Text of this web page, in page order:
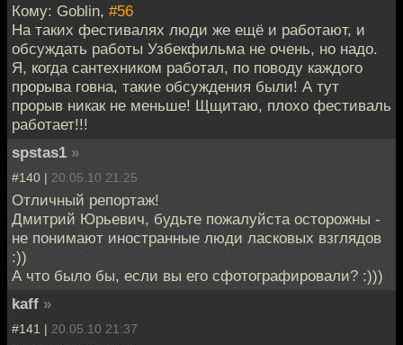
Кому: Goblin, #56
На таких фестивалях люди же ещё и работают, и
обсуждать работы Узбекфильма не очень, но надо.
Я, когда сантехником работал, по поводу каждого
прорыва говна, такие обсуждения были! А тут
прорыв никак не меньше! Щщитаю, плохо фестиваль
работает!!!
spstas1 »
#140 | 20.05.10 21:25
Отличный репортаж!
Дмитрий Юрьевич, будьте пожалуйста осторожны -
не понимают иностранные люди ласковых взглядов
:))
А что было бы, если вы его сфотографировали? :)))
kaff »
#141 | 20.05.10 21:37